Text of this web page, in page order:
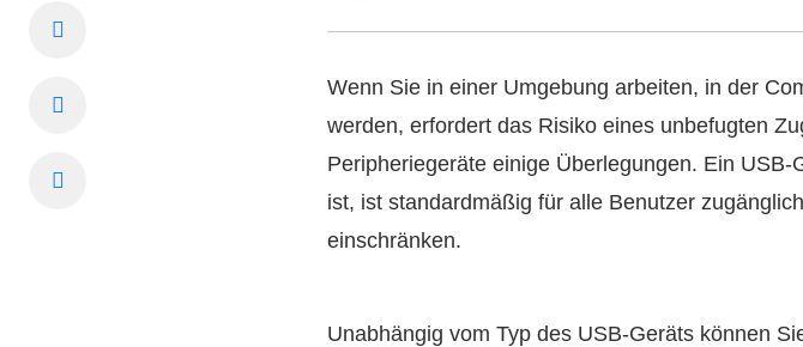
Wenn Sie in einer Umgebung arbeiten, in der
werden, erfordert das Risiko eines unbefugten
Peripheriegeräte einige Überlegungen. Ein
ist, ist standardmäßig für alle Benutzer
einschränken.
Unabhängig vom Typ des USB-Geräts können